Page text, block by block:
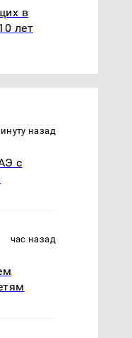
убийство
в
лет
назад
с
час назад